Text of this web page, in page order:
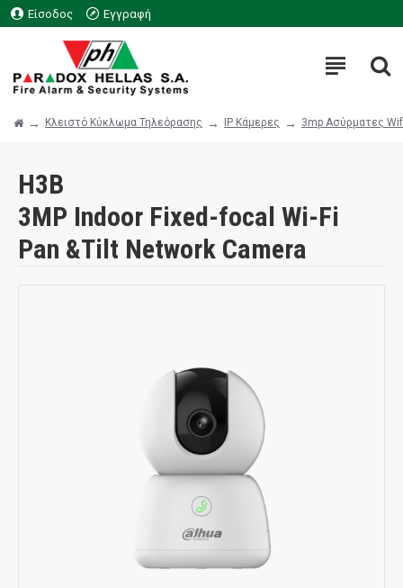
Είσοδος Εγγραφή
Κλειστό Κύκλωμα Τηλεόρασης IP Κάμερες 3mp Ασύρματες
H3B
3MP Indoor Fixed-focal Wi-Fi
Pan &Tilt Network Camera